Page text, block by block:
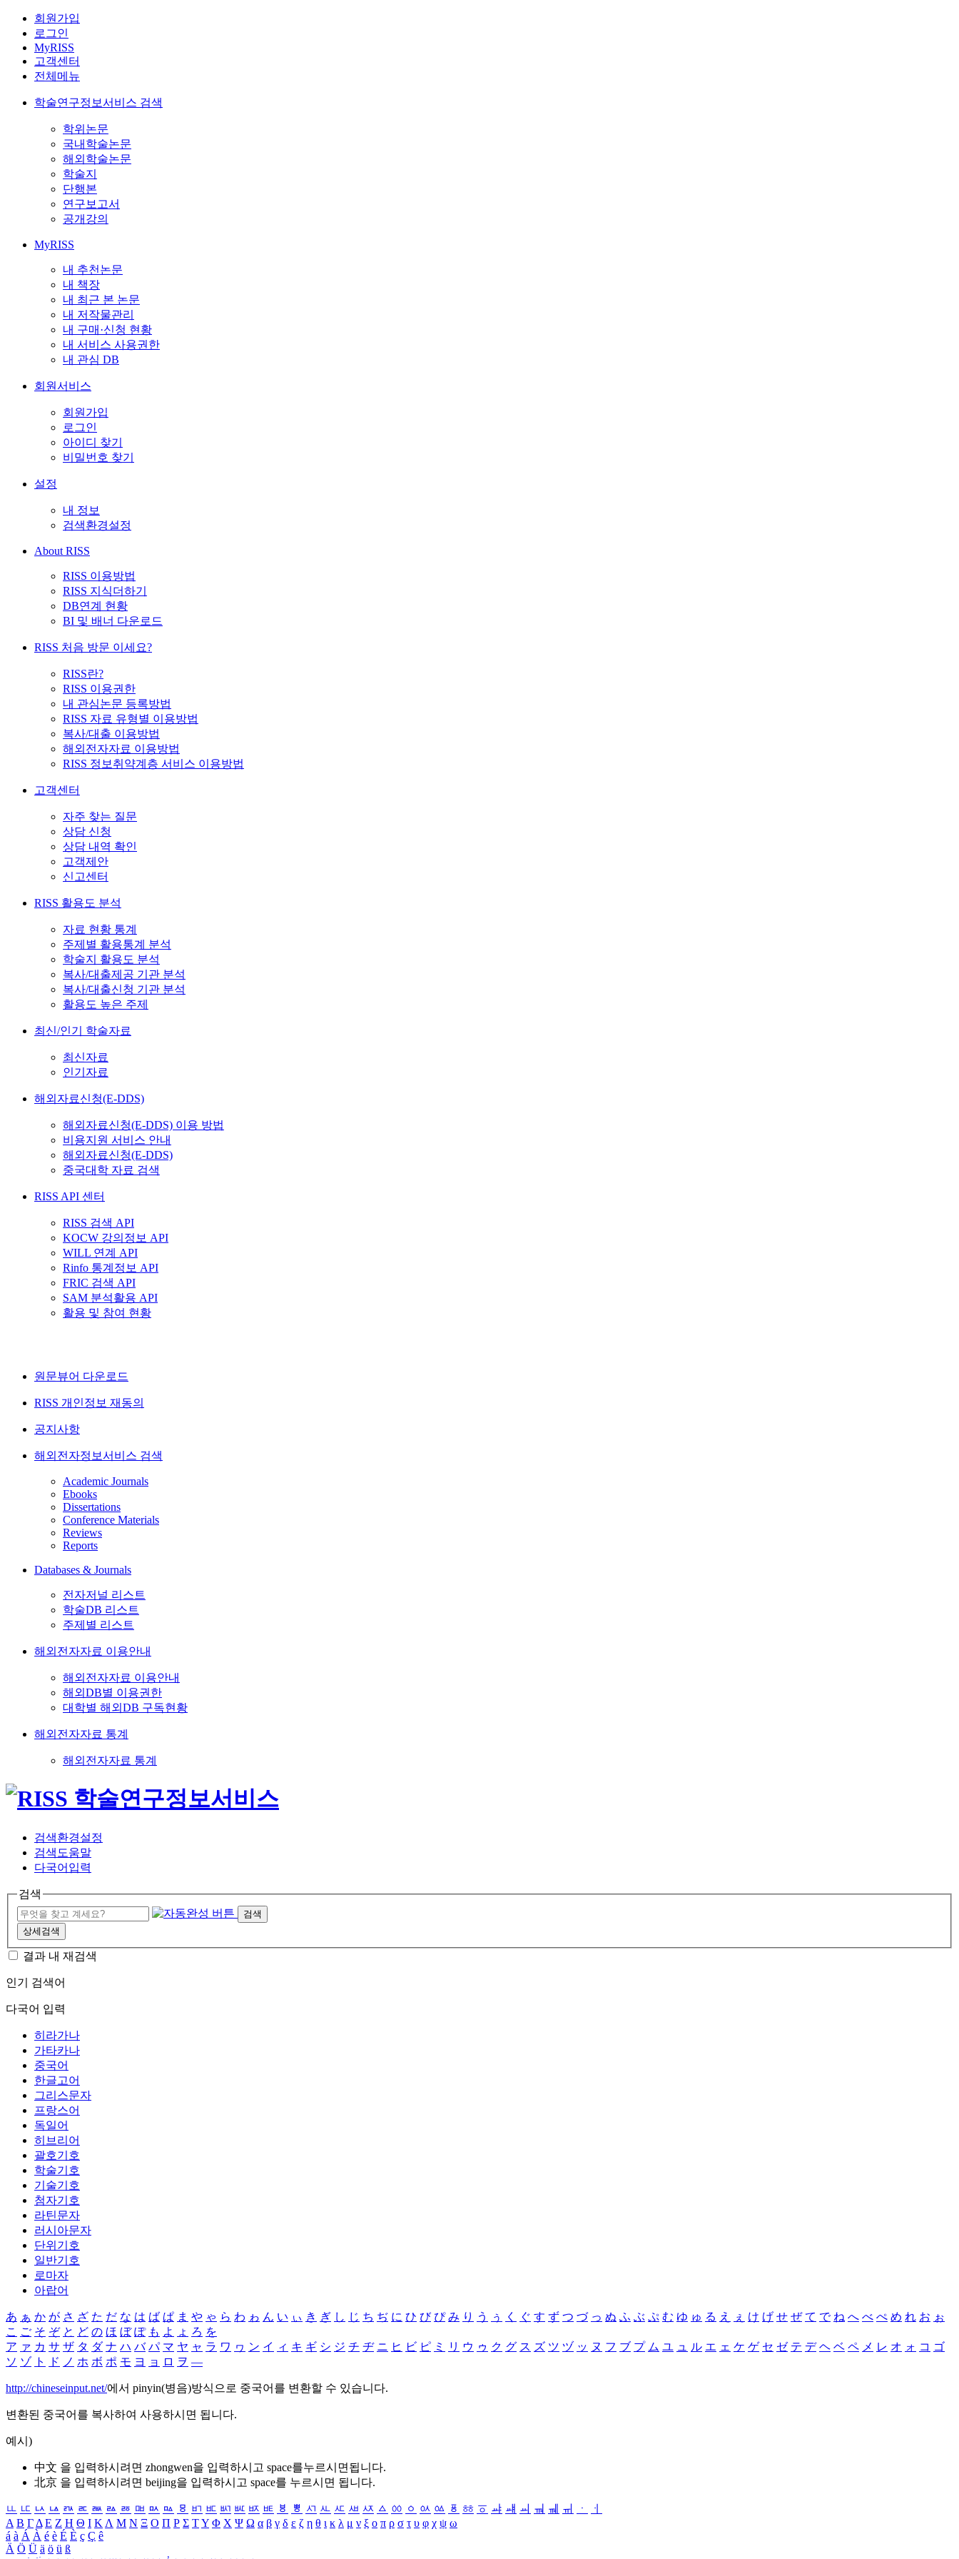
회원가입
로그인
MyRISS
고객센터
전체메뉴
학술연구정보서비스 검색
학위논문
국내학술논문
해외학술논문
학술지
단행본
연구보고서
공개강의
MyRISS
내 추천논문
내 책장
내 최근 본 논문
내 저작물관리
내 구매·신청 현황
내 서비스 사용권한
내 관심 DB
회원서비스
회원가입
로그인
아이디 찾기
비밀번호 찾기
설정
내 정보
검색환경설정
About RISS
RISS 이용방법
RISS 지식더하기
DB연계 현황
BI 및 배너 다운로드
RISS 처음 방문 이세요?
RISS란?
RISS 이용권한
내 관심논문 등록방법
RISS 자료 유형별 이용방법
복사/대출 이용방법
해외전자자료 이용방법
RISS 정보취약계층 서비스 이용방법
고객센터
자주 찾는 질문
상담 신청
상담 내역 확인
고객제안
신고센터
RISS 활용도 분석
자료 현황 통계
주제별 활용통계 분석
학술지 활용도 분석
복사/대출제공 기관 분석
복사/대출신청 기관 분석
활용도 높은 주제
최신/인기 학술자료
최신자료
인기자료
해외자료신청(E-DDS)
해외자료신청(E-DDS) 이용 방법
비용지원 서비스 안내
해외자료신청(E-DDS)
중국대학 자료 검색
RISS API 센터
RISS 검색 API
KOCW 강의정보 API
WILL 연계 API
Rinfo 통계정보 API
FRIC 검색 API
SAM 분석활용 API
활용 및 참여 현황
원문뷰어 다운로드
RISS 개인정보 재동의
공지사항
해외전자정보서비스 검색
Academic Journals
Ebooks
Dissertations
Conference Materials
Reviews
Reports
Databases & Journals
전자저널 리스트
학술DB 리스트
주제별 리스트
해외전자자료 이용안내
해외전자자료 이용안내
해외DB별 이용권한
대학별 해외DB 구독현황
해외전자자료 통계
해외전자자료 통계
검색환경설정
검색도움말
다국어입력
검색
검색
상세검색
결과 내 재검색
인기 검색어
다국어 입력
히라가나
가타카나
중국어
한글고어
그리스문자
프랑스어
독일어
히브리어
괄호기호
학술기호
기술기호
첨자기호
라틴문자
러시아문자
단위기호
일반기호
로마자
아랍어
あ ぁ か が さ ざ た だ な は ば ぱ ま や ゃ ら わ ゎ ん い ぃ き ぎ し じ ち ぢ に ひ び ぴ み り う ぅ く ぐ す ず つ づ っ ぬ ふ ぶ ぷ む ゆ ゅ る え ぇ け げ せ ぜ て で ね へ べ ぺ め れ お ぉ
こ ご そ ぞ と ど の ほ ぼ ぽ も よ ょ ろ を
ア ァ カ サ ザ タ ダ ナ ハ バ パ マ ヤ ャ ラ ワ ヮ ン イ ィ キ ギ シ ジ チ ヂ ニ ヒ ビ ピ ミ リ ウ ゥ ク グ ス ズ ツ ヅ ッ ヌ フ ブ プ ム ユ ュ ル エ ェ ケ ゲ セ ゼ テ デ ヘ ベ ペ メ レ オ ォ コ ゴ
ソ ゾ ト ド ノ ホ ボ ポ モ ヨ ョ ロ ヲ ―
http://chineseinput.net/에서 pinyin(병음)방식으로 중국어를 변환할 수 있습니다.
변환된 중국어를 복사하여 사용하시면 됩니다.
예시)
中文 을 입력하시려면 zhongwen을 입력하시고 space를누르시면됩니다.
北京 을 입력하시려면 beijing을 입력하시고 space를 누르시면 됩니다.
ㅥ ㅦ ㅧ ㅨ ㅩ ㅪ ㅫ ㅬ ㅭ ㅮ ㅯ ㅰ ㅱ ㅲ ㅳ ㅴ ㅵ ㅶ ㅷ ㅸ ㅹ ㅺ ㅻ ㅼ ㅽ ㅾ ㅿ ㆀ ㆁ ㆂ ㆃ ㆄ ㆅ ㆆ ㆇ ㆈ ㆉ ㆊ ㆋ ㆌ ㆍ
ㆎ
Α Β ΓΔ Ε Ζ Η Θ Ι ΚΛ Μ Ν Ξ Ο Π Ρ Σ ΤΥ Φ Χ Ψ Ω α β γ δ ε ζ η θ ι κ λ μ ν ξ ο π ρ σ τ υ φ χ ψ ω
á à Á À é è É È ç Ç ê
Ä Ö Ü ä ö ü ß